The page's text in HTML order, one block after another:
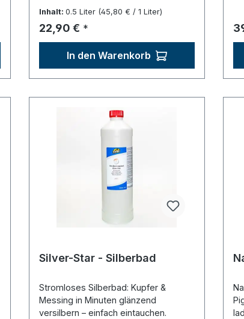
Inhalt: 0.5 Liter (45,80 € / 1 Liter)
Regulärer Preis:
22,90 € *
In den Warenkorb
Silver-Star - Silberbad
Stromloses Silberbad: Kupfer &
Messing in Minuten glänzend
versilbern – einfach eintauchen.